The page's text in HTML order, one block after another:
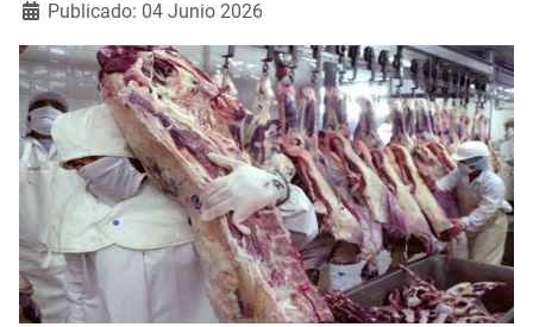
Detalles
Publicado: 04 Junio 2026